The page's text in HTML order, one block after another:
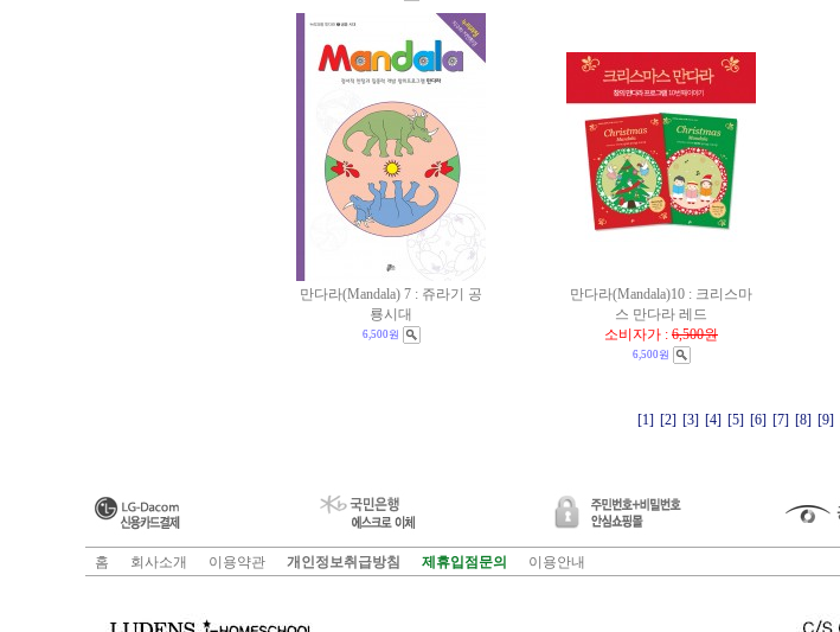
만다라(Mandala) 7 : 쥬라기 공
룡시대
6,500원
만다라(Mandala)10 : 크리스마
스 만다라 레드
소비자가 : 6,500원
6,500원
[1] [2] [3] [4] [5] [6] [7] [8] [9]
홈 회사소개 이용약관 개인정보취급방침 제휴입점문의 이용안내